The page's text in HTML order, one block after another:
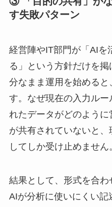
す失敗パターン
経営陣やIT部門が「AIを
る」という方針だけを
分なまま運用を始めると
す。なぜ現在の入力ルー
れたデータがどのよう
が共有されていないと
してしか受け止めません
結果として、形式を合わ
AIが分析に使いにくい記